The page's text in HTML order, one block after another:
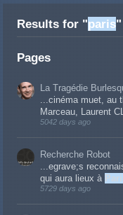
Results for "paris"
Pages
La Tragédie
...cinéma muet, au
Marceau, Laurent
5042 days ago
Recherche Robot
...egrave;s
qui aura lieux à
5729 days ago